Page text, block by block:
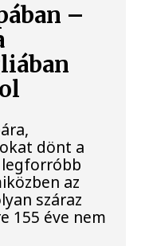
–
dönt a
legforróbb
az
száraz
155 éve nem